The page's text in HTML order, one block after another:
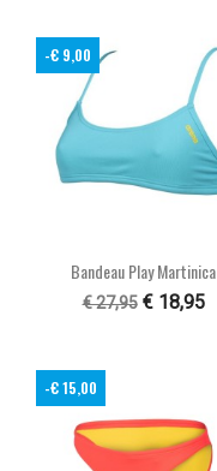
Bandeau Play Martinica
€ 27,95 € 18,95
-€ 9,00
-€ 15,00